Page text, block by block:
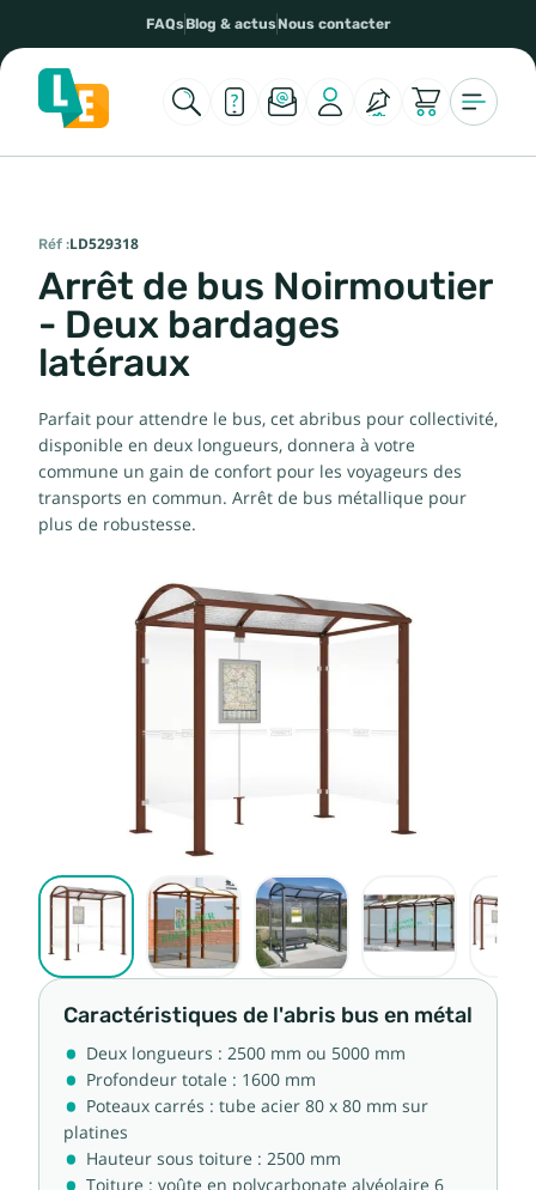
FAQsBlog & actusNous contacter
Réf :LD529318
Arrêt de bus Noirmoutier
- Deux bardages
latéraux
Parfait pour attendre le bus, cet abribus pour collectivité,
disponible en deux longueurs, donnera à votre
commune un gain de confort pour les voyageurs des
transports en commun. Arrêt de bus métallique pour
plus de robustesse.
Caractéristiques de l'abris bus en métal
Deux longueurs : 2500 mm ou 5000 mm
Profondeur totale : 1600 mm
Poteaux carrés : tube acier 80 x 80 mm sur
platines
Hauteur sous toiture : 2500 mm
Toiture : voûte en polycarbonate alvéolaire 6